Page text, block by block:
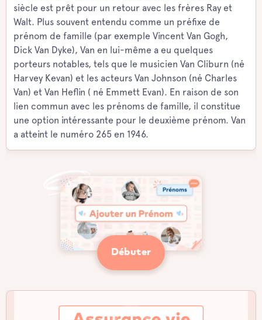
siècle est prêt pour un retour avec les frères Ray et
Walt. Plus souvent entendu comme un préfixe de
prénom de famille (par exemple Vincent Van Gogh,
Dick Van Dyke), Van en lui-même a eu quelques
porteurs notables, tels que le musicien Van Cliburn (né
Harvey Kevan) et les acteurs Van Johnson (né Charles
Van) et Van Heflin ( né Emmett Evan). En raison de son
lien commun avec les prénoms de famille, il constitue
une option intéressante pour le deuxième prénom. Van
a atteint le numéro 265 en 1946.
Débuter